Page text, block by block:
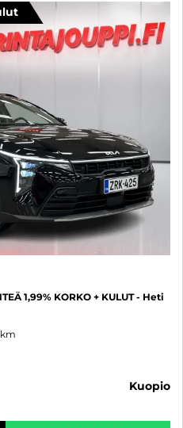
1,99% KORKO + KULUT - Heti
kuopio